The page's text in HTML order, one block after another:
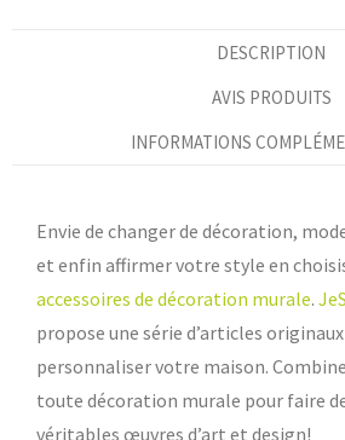
DESCRIPTION
AVIS PRODUITS
INFORMATIONS
Envie de changer de décoration,
et enfin affirmer votre style en
accessoires de décoration murale.
propose une série d’articles
personnaliser votre maison.
toute décoration murale pour faire
véritables œuvres d’art et design!